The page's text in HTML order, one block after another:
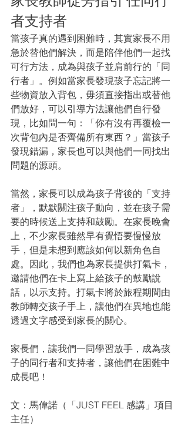
者支持者
當孩子真的遇到困難時，其實家長不用
急於替他們解決，而是陪伴他們一起找
可行方法，成為與孩子並肩前行的「同
行者」。例如當家長發現孩子忘記將一
些物資放入背包，毋須直接指出或替他
們放好，可以引導方法讓他們自行發
現，比如問一句：「你有沒有再覆檢一
次背包內是否齊備所有東西？」當孩子
發現錯漏，家長也可以與他們一同找出
問題的源頭。
當然，家長可以成為孩子背後的「支持
者」，默默關注孩子動向，並在孩子需
要的時候送上支持和鼓勵。在家長晚會
上，不少家長雖然早有覺悟要慢慢放
手，但是未想到應該如何以新角色自
處。因此，我們也為家長提供打氣卡，
邀請他們在卡上寫上給孩子的鼓勵說
話，以示支持。打氣卡將於旅程期間由
教師轉交孩子手上，讓他們在異地也能
透過文字感受到家長的關心。
家長們，讓我們一同學習放手，成為孩
子的同行者和支持者，讓他們在困難中
成長吧！
文：馬偉諾（「JUST FEEL 感講」項目
主任）